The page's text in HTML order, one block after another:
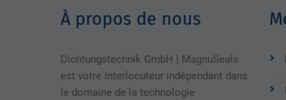
À propos de nous
Dichtungstechnik GmbH | MagnuSeals
est votre interlocuteur indépendant dans
le domaine de la technologie